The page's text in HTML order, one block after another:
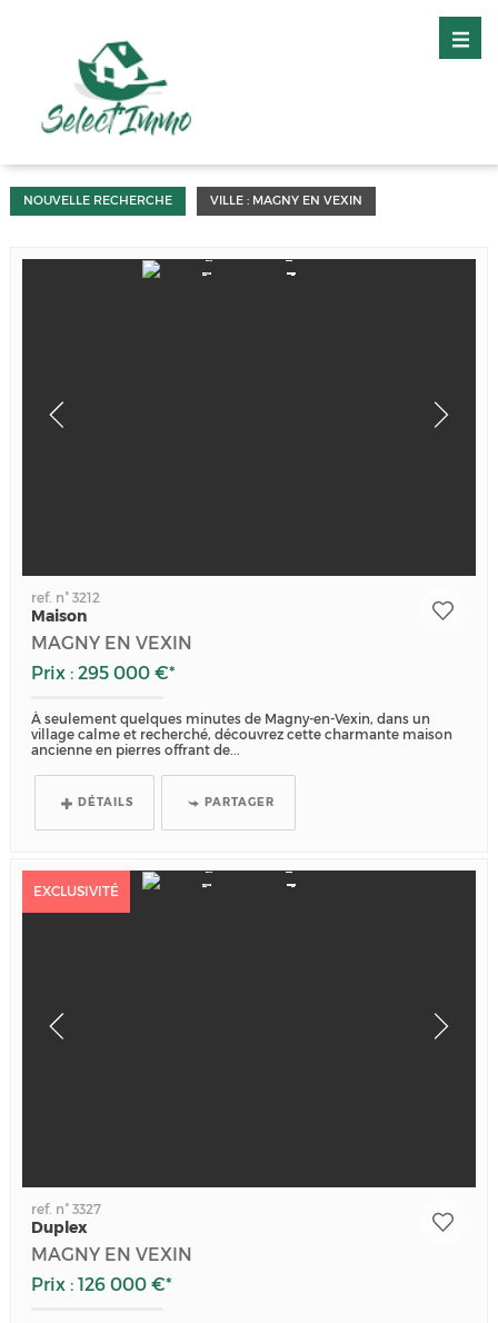
NOUVELLE RECHERCHE VILLE : MAGNY EN VEXIN
ref. n° 3212
Maison
MAGNY EN VEXIN
Prix : 295 000 €*
À seulement quelques minutes de Magny-en-Vexin, dans un
village calme et recherché, découvrez cette charmante maison
ancienne en pierres offrant de...
DÉTAILS PARTAGER
EXCLUSIVITÉ
ref. n° 3327
Duplex
MAGNY EN VEXIN
Prix : 126 000 €*